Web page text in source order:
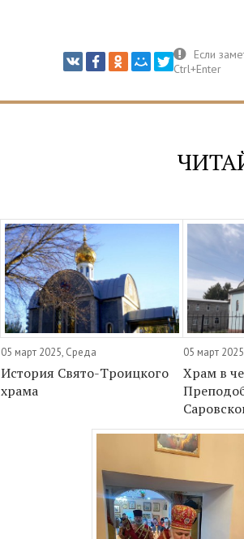
05 март 2025, Среда
История Свято-Троицкого
храма
05 март
Храм в